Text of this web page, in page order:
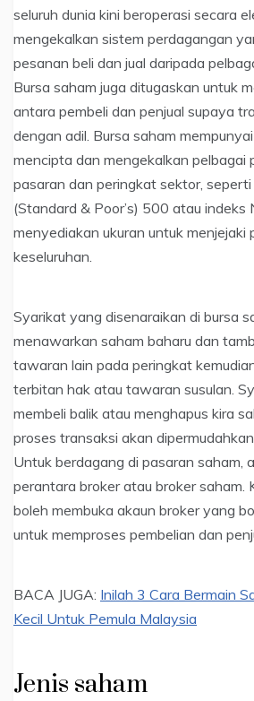
seluruh dunia kini beroperasi secara
mengekalkan sistem perdagangan
pesanan beli dan jual daripada
Bursa saham juga ditugaskan untuk
antara pembeli dan penjual supaya
dengan adil. Bursa saham
mencipta dan mengekalkan pelbagai
pasaran dan peringkat sektor,
(Standard & Poor’s) 500 atau indeks
menyediakan ukuran untuk menjejaki
keseluruhan.
Syarikat yang disenaraikan di bursa
menawarkan saham baharu dan
tawaran lain pada peringkat
terbitan hak atau tawaran susulan.
membeli balik atau menghapus kira
proses transaksi akan
Untuk berdagang di pasaran saham,
perantara broker atau broker saham.
boleh membuka akaun broker yang
untuk memproses pembelian dan
BACA JUGA: Inilah 3 Cara Bermain
Kecil Untuk Pemula Malaysia
Jenis saham